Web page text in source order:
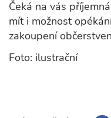
Čeká na vás
mít i možnost
zakoupení
Foto: ilustrační